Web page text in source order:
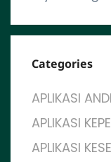
Categories
APLIKASI
APLIKASI
APLIKASI